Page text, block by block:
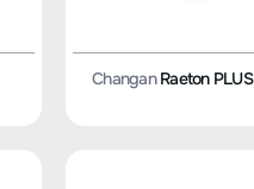
ChanganRaeton PLUS